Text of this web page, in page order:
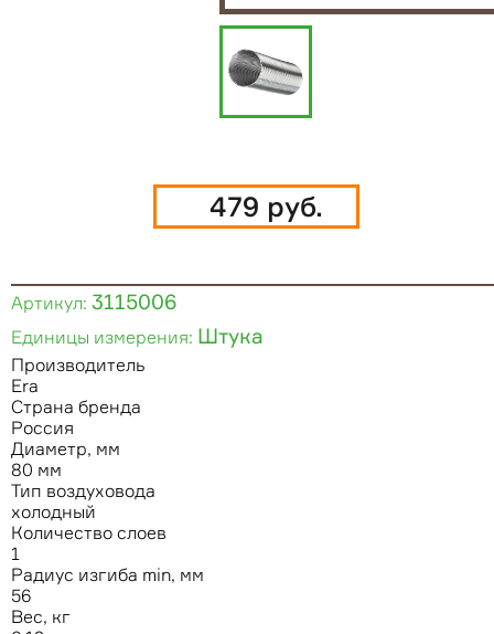
479 руб.
Артикул: 3115006
Единицы измерения: Штука
Производитель
Era
Страна бренда
Россия
Диаметр, мм
80 мм
Тип воздуховода
холодный
Количество слоев
1
Радиус изгиба min, мм
56
Вес, кг